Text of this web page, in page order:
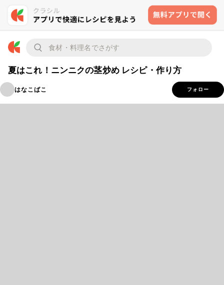
夏はこれ！ニンニクの茎炒め レシピ・作り方
はなこばこ フォロー